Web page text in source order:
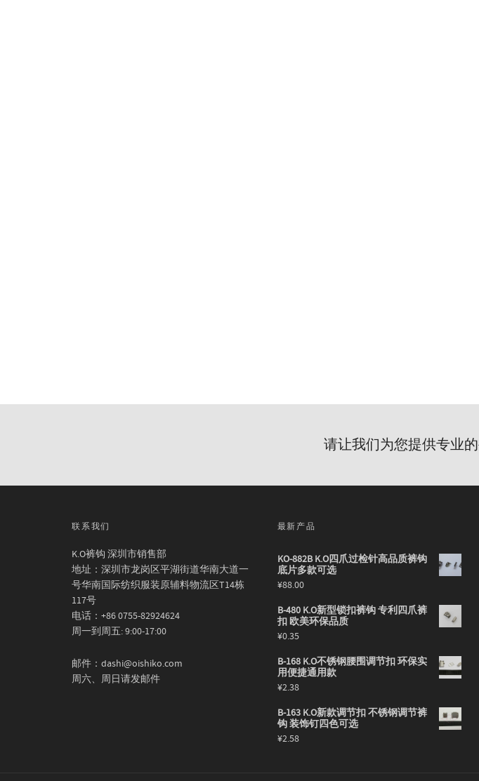
请让我们为您提供专业
联系我们
K.O裤钩 深圳市销售部
地址：深圳市龙岗区平湖街道华南大道一
号华南国际纺织服装原辅料物流区T14栋
117号
电话：+86 0755-82924624
周一到周五: 9:00-17:00
邮件：dashi@oishiko.com
周六、周日请发邮件
最新产品
KO-882B K.O四爪过检针高品质裤钩
底片多款可选
¥88.00
B-480 K.O新型锁扣裤钩 专利四爪裤
扣 欧美环保品质
¥0.35
B-168 K.O不锈钢腰围调节扣 环保实
用便捷通用款
¥2.38
B-163 K.O新款调节扣 不锈钢调节裤
钩 装饰钉四色可选
¥2.58